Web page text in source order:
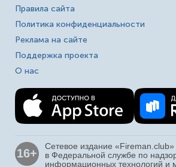
Правила сайта
Политика конфиденциальности
Реклама на сайте
Поддержка проекта
О нас
16+
Сетевое издание «Fireman.club»
в Федеральной службе по
информационных технологий и